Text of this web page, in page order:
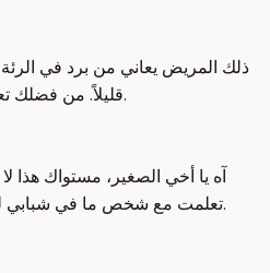
ذلك المريض يعاني من برد في الرئة،
قليلاً. من فضلك تعال لأعيد تشخيصك. اجلس هناك.
آه يا أخي الصغير، مستواك
تعلمت مع شخص ما في شبابي لفترة. مع من تعلمت؟ لن تعرفه.